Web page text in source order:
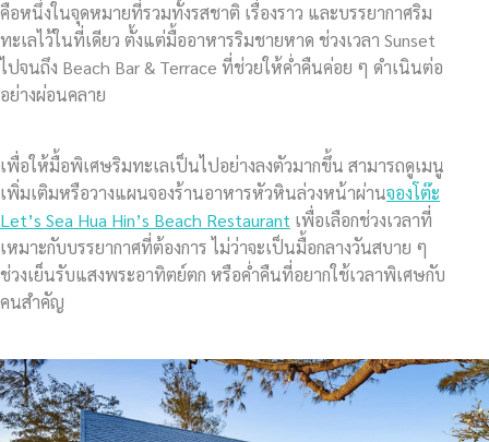
คือหนึ่งในจุดหมายที่รวมทั้งรสชาติ เรื่องราว และบรรยากาศริม
ทะเลไว้ในที่เดียว ตั้งแต่มื้ออาหารริมชายหาด ช่วงเวลา Sunset
ไปจนถึง Beach Bar & Terrace ที่ช่วยให้ค่ำคืนค่อย ๆ ดำเนินต่อ
อย่างผ่อนคลาย
เพื่อให้มื้อพิเศษริมทะเลเป็นไปอย่างลงตัวมากขึ้น สามารถดูเมนู
เพิ่มเติมหรือวางแผนจองร้านอาหารหัวหินล่วงหน้าผ่านจองโต๊ะ
Let’s Sea Hua Hin’s Beach Restaurant เพื่อเลือกช่วงเวลาที่
เหมาะกับบรรยากาศที่ต้องการ ไม่ว่าจะเป็นมื้อกลางวันสบาย ๆ
ช่วงเย็นรับแสงพระอาทิตย์ตก หรือค่ำคืนที่อยากใช้เวลาพิเศษกับ
คนสำคัญ